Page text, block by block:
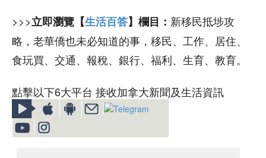
>>>立即瀏覽【生活百答】欄目： 新移民抵埗攻
略，老華僑也未必知道的事，移民、工作、居住、
食玩買、交通、報稅、銀行、福利、生育、教育。
點擊以下6大平台 接收加拿大新聞及生活資訊